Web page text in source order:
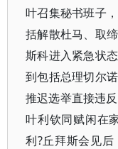
叶召集秘书班子
括解散杜马、取
斯科进入紧急状
到包括总理切尔
推迟选举直接违
叶利钦同赋闲在
利?丘拜斯会见